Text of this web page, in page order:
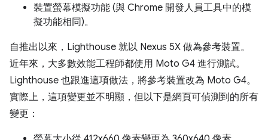
裝置螢幕模擬功能 (與 Chrome 開發人員工具中的模
擬功能相同)。
自推出以來，Lighthouse 就以 Nexus 5X 做為參考裝置。
近年來，大多數效能工程師都使用 Moto G4 進行測試。
Lighthouse 也跟進這項做法，將參考裝置改為 Moto G4。
實際上，這項變更並不明顯，但以下是網頁可偵測到的所有
變更：